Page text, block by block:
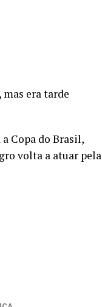
era tarde
Copa do Brasil,
volta a atuar pela